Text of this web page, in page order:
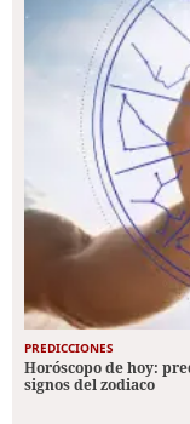
PREDICCIONES
Horóscopo de hoy:
signos del zodiaco